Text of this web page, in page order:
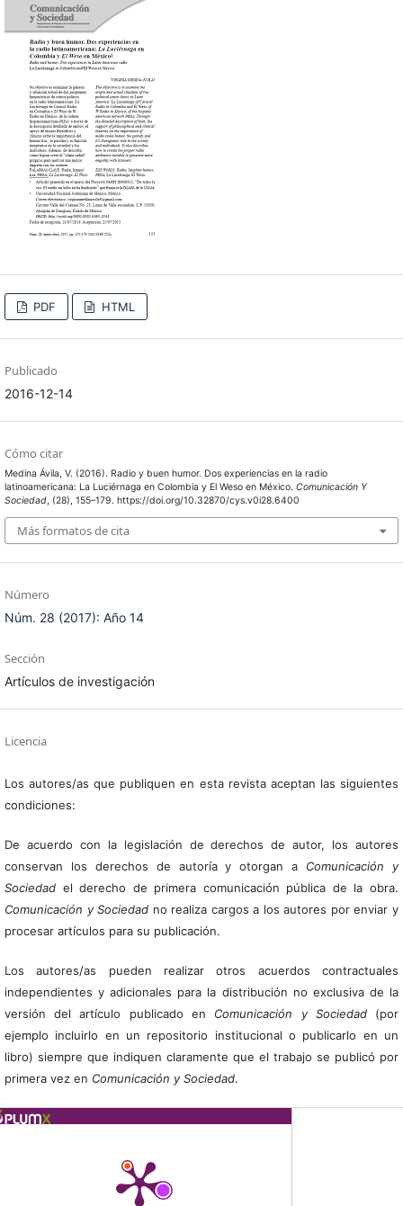
PDF HTML
Publicado
2016-12-14
Cómo citar
Medina Ávila, V. (2016). Radio y buen humor. Dos experiencias en la radio
latinoamericana: La Luciérnaga en Colombia y El Weso en México. Comunicación Y
Sociedad, (28), 155–179. https://doi.org/10.32870/cys.v0i28.6400
Más formatos de cita
Número
Núm. 28 (2017): Año 14
Sección
Artículos de investigación
Licencia
Los autores/as que publiquen en esta revista aceptan las siguientes
condiciones:
De acuerdo con la legislación de derechos de autor, los autores
conservan los derechos de autoría y otorgan a Comunicación y
Sociedadel derecho de primera comunicación pública de la obra.
Comunicación y Sociedad no realiza cargos a los autores por enviar y
procesar artículos para su publicación.
Los autores/as pueden realizar otros acuerdos contractuales
independientes y adicionales para la distribución no exclusiva de la
versión del artículo publicado en Comunicación y Sociedad(por
ejemplo incluirlo en un repositorio institucional o publicarlo en un
libro) siempre que indiquen claramente que el trabajo se publicó por
primera vez en Comunicación y Sociedad.